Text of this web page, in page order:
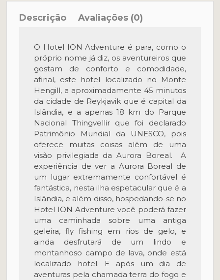
Descrição Avaliações (0)
O Hotel ION Adventure é para, como o
próprio nome já diz, os aventureiros que
gostam de conforto e comodidade,
afinal, este hotel localizado no Monte
Hengill, a aproximadamente 45 minutos
da cidade de Reykjavik que é capital da
Islândia, e a apenas 18 km do Parque
Nacional Thingvellir que foi declarado
Patrimônio Mundial da UNESCO, pois
oferece muitas coisas além de uma
visão privilegiada da Aurora Boreal. A
experiência de ver a Aurora Boreal de
um lugar extremamente confortável é
fantástica, nesta ilha espetacular que é a
Islândia, e além disso, hospedando-se no
Hotel ION Adventure você poderá fazer
uma caminhada sobre uma antiga
geleira, fly fishing em rios de gelo, e
ainda desfrutará de um lindo e
montanhoso campo de lava, onde está
localizado hotel. E após um dia de
aventuras pela chamada terra do fogo e